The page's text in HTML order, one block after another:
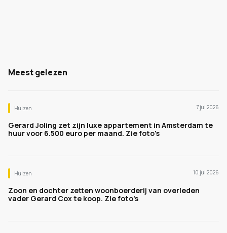
Meest gelezen
Huizen 7 jul 2026
Gerard Joling zet zijn luxe appartement in Amsterdam te
huur voor 6.500 euro per maand. Zie foto's
Huizen 10 jul 2026
Zoon en dochter zetten woonboerderij van overleden
vader Gerard Cox te koop. Zie foto's